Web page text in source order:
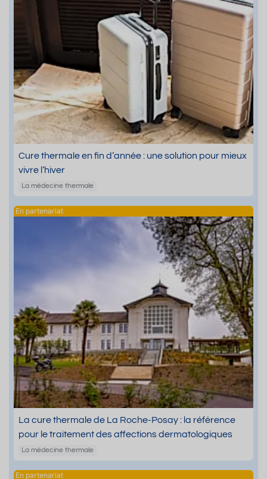
Cure thermale en fin d’année : une solution pour mieux
vivre l’hiver
La médecine thermale
La cure thermale de La Roche-Posay : la référence
pour le traitement des affections dermatologiques
La médecine thermale